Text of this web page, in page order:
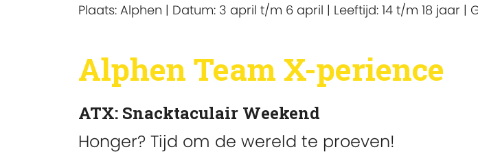
Plaats: Alphen | Datum: 3 april t/m 6 april | Leeftijd: 14 t/m 18 jaar |
Alphen Team X-perience
ATX: Snacktaculair Weekend
Honger? Tijd om de wereld te proeven!